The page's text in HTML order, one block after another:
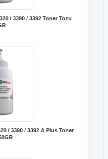
/ 3390 / 3392 Toner Tozu
/ 3390 / 3392 A Plus Toner